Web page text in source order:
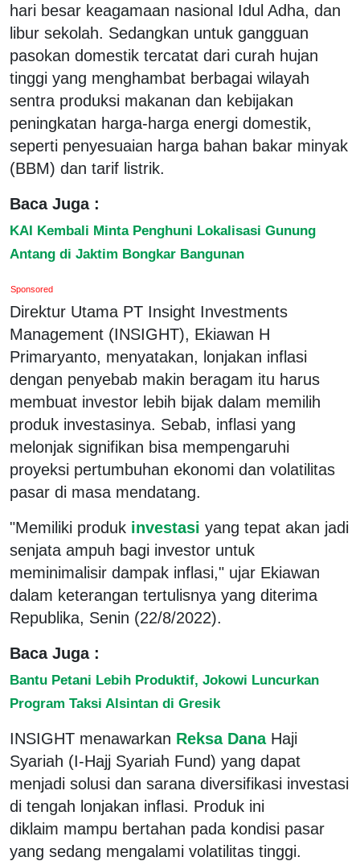
hari besar keagamaan nasional Idul Adha, dan
libur sekolah. Sedangkan untuk gangguan
pasokan domestik tercatat dari curah hujan
tinggi yang menghambat berbagai wilayah
sentra produksi makanan dan kebijakan
peningkatan harga-harga energi domestik,
seperti penyesuaian harga bahan bakar minyak
(BBM) dan tarif listrik.
Baca Juga :
KAI Kembali Minta Penghuni Lokalisasi Gunung
Antang di Jaktim Bongkar Bangunan
Sponsored
Direktur Utama PT Insight Investments
Management (INSIGHT), Ekiawan H
Primaryanto, menyatakan, lonjakan inflasi
dengan penyebab makin beragam itu harus
membuat investor lebih bijak dalam memilih
produk investasinya. Sebab, inflasi yang
melonjak signifikan bisa mempengaruhi
proyeksi pertumbuhan ekonomi dan volatilitas
pasar di masa mendatang.
"Memiliki produk investasi yang tepat akan jadi
senjata ampuh bagi investor untuk
meminimalisir dampak inflasi," ujar Ekiawan
dalam keterangan tertulisnya yang diterima
Republika, Senin (22/8/2022).
Baca Juga :
Bantu Petani Lebih Produktif, Jokowi Luncurkan
Program Taksi Alsintan di Gresik
INSIGHT menawarkan Reksa Dana Haji
Syariah (I-Hajj Syariah Fund) yang dapat
menjadi solusi dan sarana diversifikasi investasi
di tengah lonjakan inflasi. Produk ini
diklaim mampu bertahan pada kondisi pasar
yang sedang mengalami volatilitas tinggi.